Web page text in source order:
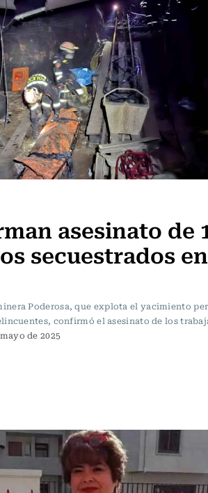
asesinato de
secuestrados en
Poderosa, que explota el yacimiento
confirmó el asesinato de los
de 2025